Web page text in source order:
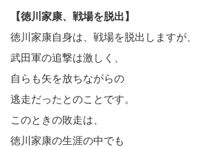
【徳川家康、戦場を脱出】
徳川家康自身は、戦場を脱出しますが、
武田軍の追撃は激しく、
自らも矢を放ちながらの
逃走だったとのことです。
このときの敗走は、
徳川家康の生涯の中でも